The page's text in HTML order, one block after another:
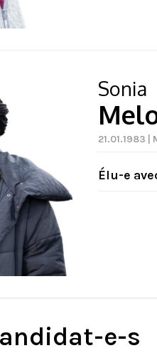
Sonia
21.01.1983 |
Élu-e
e-s